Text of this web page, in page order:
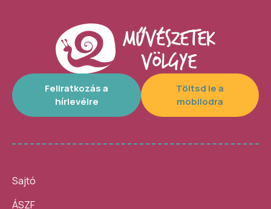
Feliratkozás a
hírlevélre
Töltsd le a
mobilodra
Sajtó
ÁSZF